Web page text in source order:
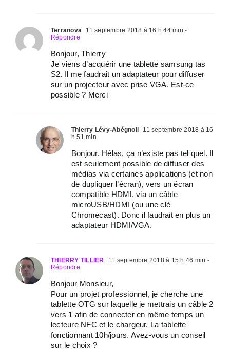
Terranova 11 septembre 2018 à 16 h 44 min -
Répondre
Bonjour, Thierry
Je viens d’acquérir une tablette samsung tas
S2. Il me faudrait un adaptateur pour diffuser
sur un projecteur avec prise VGA. Est-ce
possible ? Merci
Thierry Lévy-Abégnoli
11 septembre 2018 à 16
h 51 min
Bonjour. Hélas, ça n’existe pas tel quel. Il
est seulement possible de diffuser des
médias via certaines applications (et non
de dupliquer l’écran), vers un écran
compatible HDMI, via un câble
microUSB/HDMI (ou une clé
Chromecast). Donc il faudrait en plus un
adaptateur HDMI/VGA.
THIERRY TILLIER 11 septembre 2018 à 15 h 46 min -
Répondre
Bonjour Monsieur,
Pour un projet professionnel, je cherche une
tablette OTG sur laquelle je mettrais un câble 2
vers 1 afin de connecter en même temps un
lecteure NFC et le chargeur. La tablette
fonctionnant 10h/jours. Avez-vous un conseil
sur le choix ?